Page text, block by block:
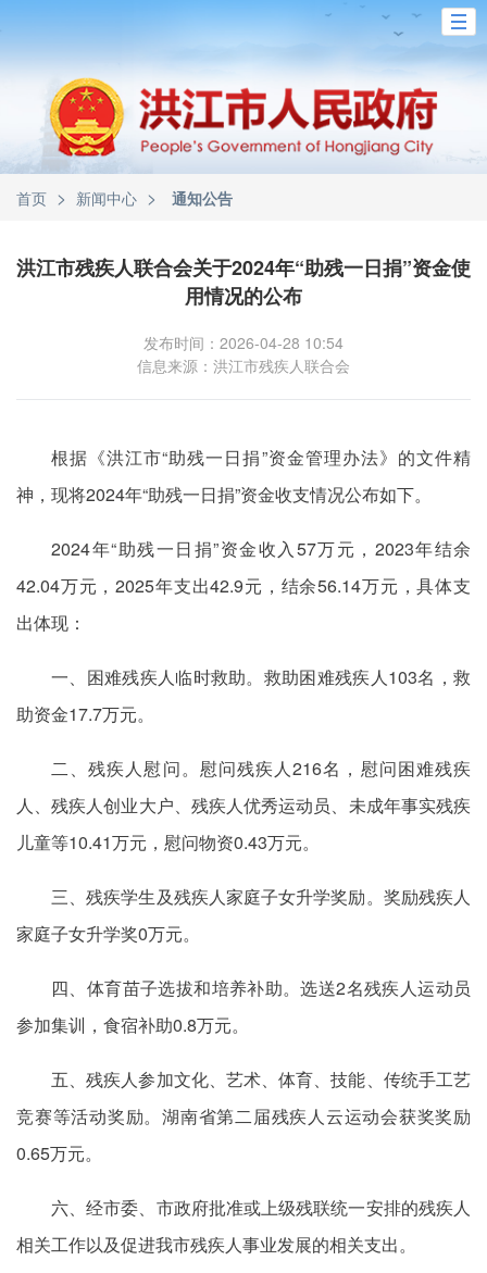
首页 > 新闻中心 > 通知公告
洪江市残疾人联合会关于2024年“助残一日捐”资金使
用情况的公布
发布时间：2026-04-28 10:54
信息来源：洪江市残疾人联合会
根据《洪江市“助残一日捐”资金管理办法》的文件精
神，现将2024年“助残一日捐”资金收支情况公布如下。
2024年“助残一日捐”资金收入57万元，2023年结余
42.04万元，2025年支出42.9元，结余56.14万元，具体支
出体现：
一、困难残疾人临时救助。救助困难残疾人103名，救
助资金17.7万元。
二、残疾人慰问。慰问残疾人216名，慰问困难残疾
人、残疾人创业大户、残疾人优秀运动员、未成年事实残疾
儿童等10.41万元，慰问物资0.43万元。
三、残疾学生及残疾人家庭子女升学奖励。奖励残疾人
家庭子女升学奖0万元。
四、体育苗子选拔和培养补助。选送2名残疾人运动员
参加集训，食宿补助0.8万元。
五、残疾人参加文化、艺术、体育、技能、传统手工艺
竞赛等活动奖励。湖南省第二届残疾人云运动会获奖奖励
0.65万元。
六、经市委、市政府批准或上级残联统一安排的残疾人
相关工作以及促进我市残疾人事业发展的相关支出。